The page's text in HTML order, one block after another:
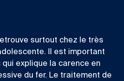
surtout chez le très
Il est important
explique la carence en
du fer. Le traitement de